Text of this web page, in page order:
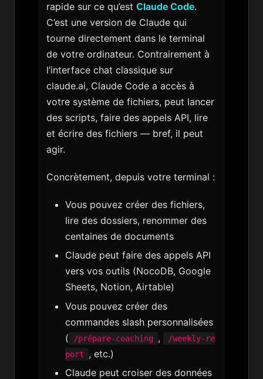
rapide sur ce qu’est Claude Code.
C’est une version de Claude qui
tourne directement dans le terminal
de votre ordinateur. Contrairement à
l’interface chat classique sur
claude.ai, Claude Code a accès à
votre système de fichiers, peut lancer
des scripts, faire des appels API, lire
et écrire des fichiers — bref, il peut
agir.
Concrètement, depuis votre terminal :
Vous pouvez créer des fichiers,
lire des dossiers, renommer des
centaines de documents
Claude peut faire des appels API
vers vos outils (NocoDB, Google
Sheets, Notion, Airtable)
Vous pouvez créer des
commandes slash personnalisées
(
/prépare-coaching ,
/weekly-re
port
, etc.)
Claude peut croiser des données